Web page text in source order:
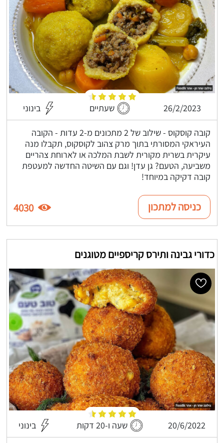
26/2/2023 שעתיים בינוני
קובה קוסקוס - שילוב של 2 מתכונים מ-2 עדות - הקובה
העיראקי המסורתי בתוך מרק צהוב לקוסקוס, תקבלו מנה
עיקרית בשרית מקורית לשבת המלכה או לארוחת צהריים
משביעה, הטעם? גן עדן! וגם עם השיטה החדשה למעטפת
קובה דקיקה במיוחד!
כניסה למתכון 4030
כדורי גבינה ותירס קריספיים מטוגנים
20/6/2022 שעה ו-20 דקות בינוני